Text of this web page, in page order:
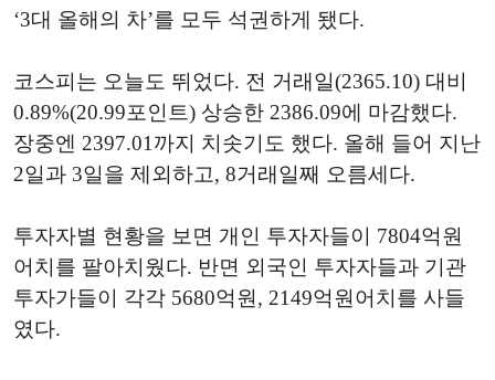
‘3대 올해의 차’를 모두 석권하게 됐다.
코스피는 오늘도 뛰었다. 전 거래일(2365.10) 대비
0.89%(20.99포인트) 상승한 2386.09에 마감했다.
장중엔 2397.01까지 치솟기도 했다. 올해 들어 지난
2일과 3일을 제외하고, 8거래일째 오름세다.
투자자별 현황을 보면 개인 투자자들이 7804억원
어치를 팔아치웠다. 반면 외국인 투자자들과 기관
투자가들이 각각 5680억원, 2149억원어치를 사들
였다.